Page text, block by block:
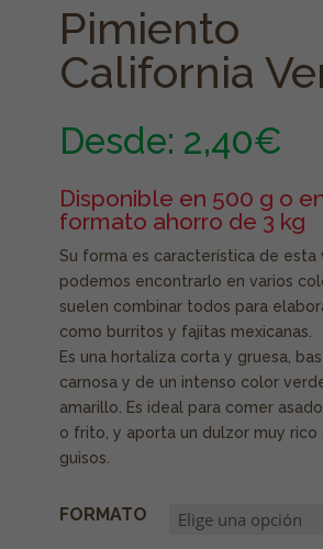
Pimiento
California
Desde: 2,40€
Disponible en 500 g o
formato ahorro de 3 kg
Su forma es característica de esta
podemos encontrarlo en varios
suelen combinar todos para
como burritos y fajitas mexicanas.
Es una hortaliza corta y gruesa,
carnosa y de un intenso color
amarillo. Es ideal para comer
o frito, y aporta un dulzor muy rico
guisos.
FORMATO